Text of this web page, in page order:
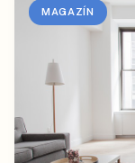
MAGAZÍN